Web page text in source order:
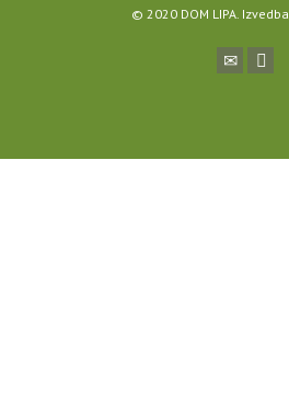
© 2020 DOM LIPA. Izvedba